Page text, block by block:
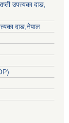
उपत्यका दाङ,
दाङ,नेपाल